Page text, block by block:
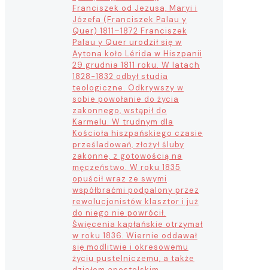
Franciszek od Jezusa, Maryi i
Józefa (Franciszek Palau y
Quer) 1811–1872 Franciszek
Palau y Quer urodził się w
Aytona koło Lérida w Hiszpanii
29 grudnia 1811 roku. W latach
1828-1832 odbył studia
teologiczne. Odkrywszy w
sobie powołanie do życia
zakonnego, wstąpił do
Karmelu. W trudnym dla
Kościoła hiszpańskiego czasie
prześladowań, złożył śluby
zakonne, z gotowością na
męczeństwo. W roku 1835
opuścił wraz ze swymi
współbraćmi podpalony przez
rewolucjonistów klasztor i już
do niego nie powrócił.
Święcenia kapłańskie otrzymał
w roku 1836. Wiernie oddawał
się modlitwie i okresowemu
życiu pustelniczemu, a także